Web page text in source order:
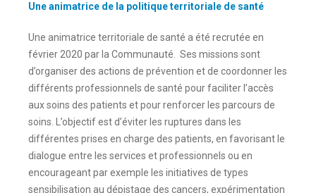
Une animatrice de la politique territoriale de santé
Une animatrice territoriale de santé a été recrutée en
février 2020 par la Communauté. Ses missions sont
d’organiser des actions de prévention et de coordonner les
différents professionnels de santé pour faciliter l’accès
aux soins des patients et pour renforcer les parcours de
soins. L’objectif est d’éviter les ruptures dans les
différentes prises en charge des patients, en favorisant le
dialogue entre les services et professionnels ou en
encourageant par exemple les initiatives de types
sensibilisation au dépistage des cancers, expérimentation